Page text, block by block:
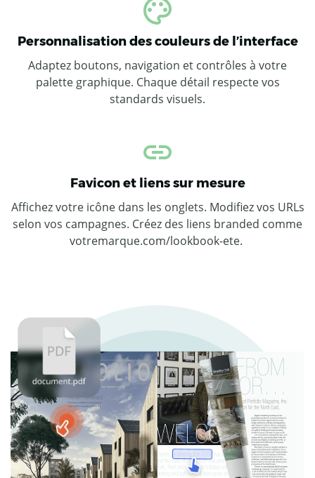
Personnalisation des couleurs de l’interface
Adaptez boutons, navigation et contrôles à votre
palette graphique. Chaque détail respecte vos
standards visuels.
Favicon et liens sur mesure
Affichez votre icône dans les onglets. Modifiez vos URLs
selon vos campagnes. Créez des liens branded comme
votremarque.com/lookbook-ete.